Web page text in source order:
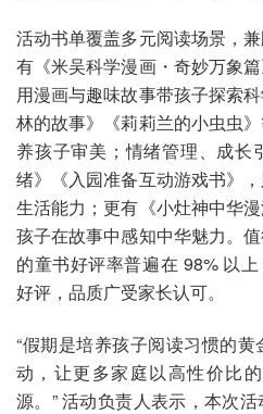
活动书单覆盖多元阅读场景，
有《米吴科学漫画・奇妙万象
用漫画与趣味故事带孩子探索
林的故事》《莉莉兰的小虫虫
养孩子审美；情绪管理、成长
绪》《入园准备互动游戏书》
生活能力；更有《小灶神中华
孩子在故事中感知中华魅力。
的童书好评率普遍在 98% 以
好评，品质广受家长认可。
“假期是培养孩子阅读习惯的
动，让更多家庭以高性价比
源。” 活动负责人表示，本次